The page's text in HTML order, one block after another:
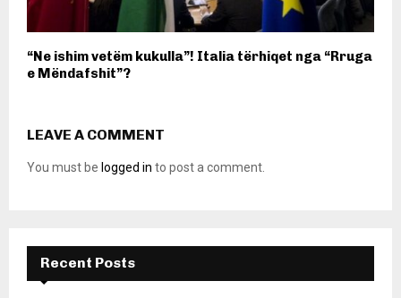
“Ne ishim vetëm kukulla”! Italia tërhiqet nga “Rruga
e Mëndafshit”?
LEAVE A COMMENT
You must be logged in to post a comment.
Recent Posts